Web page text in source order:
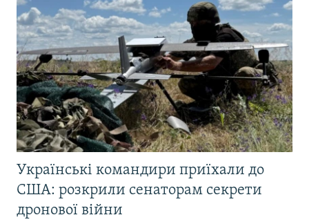
Українські командири приїхали до
США: розкрили сенаторам секрети
дронової війни